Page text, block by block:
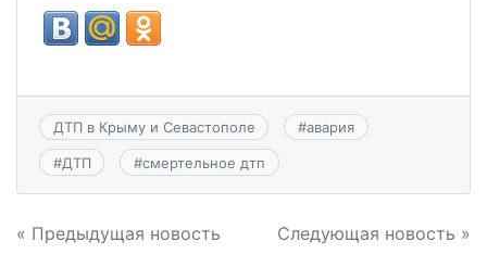
ДТП в Крыму и Севастополе #авария
#ДТП #смертельное дтп
Навигация
« Предыдущая новость Следующая новость »